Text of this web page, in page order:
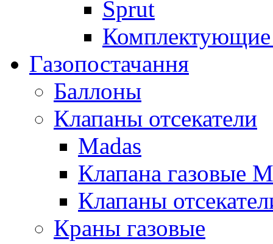
Sprut
Комплектующие
Газопостачання
Баллоны
Клапаны отсекатели
Madas
Клапана газовые
Клапаны
Краны газовые